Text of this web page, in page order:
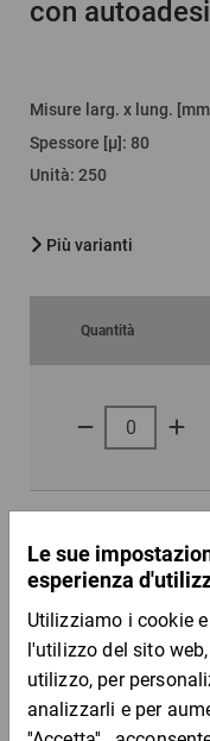
con
Misure larg. x lung. [mm]
Spessore [µ]: 80
Unità: 250
Più varianti
Quantità
DESCRIZIONE
Questa busta, non
essere sigillata.